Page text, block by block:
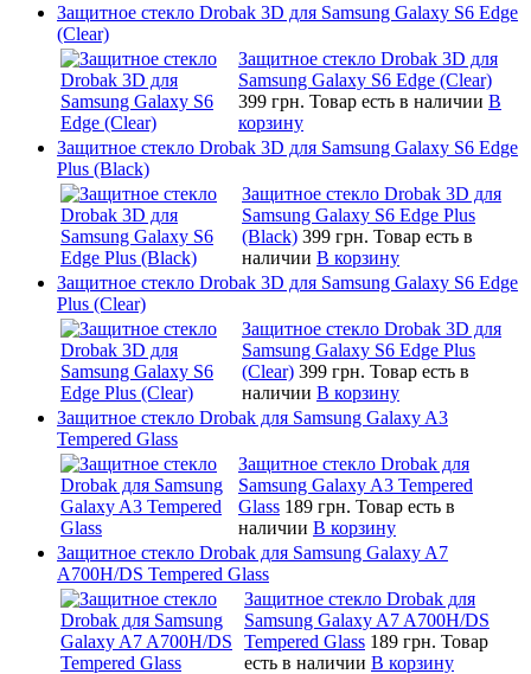
Защитное стекло Drobak 3D для Samsung Galaxy S6 Edge
(Clear)
Защитное стекло Drobak 3D для
Samsung Galaxy S6 Edge (Clear)
399 грн. Товар есть в наличии В
корзину
Защитное стекло Drobak 3D для Samsung Galaxy S6 Edge
Plus (Black)
Защитное стекло Drobak 3D для
Samsung Galaxy S6 Edge Plus
(Black) 399 грн. Товар есть в
наличии В корзину
Защитное стекло Drobak 3D для Samsung Galaxy S6 Edge
Plus (Clear)
Защитное стекло Drobak 3D для
Samsung Galaxy S6 Edge Plus
(Clear) 399 грн. Товар есть в
наличии В корзину
Защитное стекло Drobak для Samsung Galaxy A3
Tempered Glass
Защитное стекло Drobak для
Samsung Galaxy A3 Tempered
Glass 189 грн. Товар есть в
наличии В корзину
Защитное стекло Drobak для Samsung Galaxy A7
A700H/DS Tempered Glass
Защитное стекло Drobak для
Samsung Galaxy A7 A700H/DS
Tempered Glass 189 грн. Товар
есть в наличии В корзину